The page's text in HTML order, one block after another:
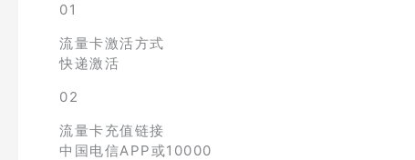
01
流量卡激活方式
快递激活
02
流量卡充值链接
中国电信APP或10000